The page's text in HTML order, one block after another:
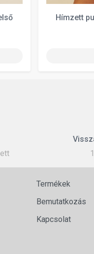
Hímzett
Termékek
Bemutatkozás
Kapcsolat